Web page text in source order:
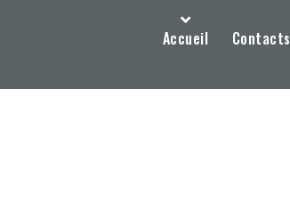
Accueil Contacts